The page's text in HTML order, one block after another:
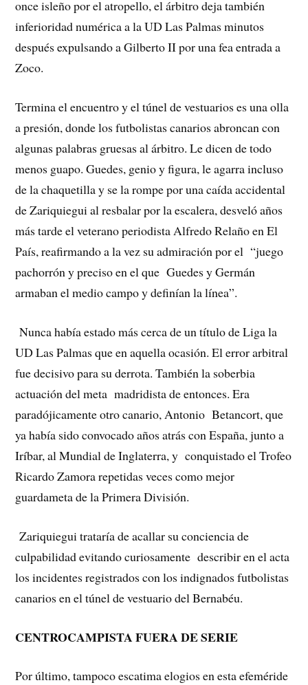
once isleño por el atropello, el árbitro deja también
inferioridad numérica a la UD Las Palmas minutos
después expulsando a Gilberto II por una fea entrada a
Zoco.
Termina el encuentro y el túnel de vestuarios es una olla
a presión, donde los futbolistas canarios abroncan con
algunas palabras gruesas al árbitro. Le dicen de todo
menos guapo. Guedes, genio y figura, le agarra incluso
de la chaquetilla y se la rompe por una caída accidental
de Zariquiegui al resbalar por la escalera, desveló años
más tarde el veterano periodista Alfredo Relaño en El
País, reafirmando a la vez su admiración por el “juego
pachorrón y preciso en el que Guedes y Germán
armaban el medio campo y definían la línea”.
Nunca había estado más cerca de un título de Liga la
UD Las Palmas que en aquella ocasión. El error arbitral
fue decisivo para su derrota. También la soberbia
actuación del meta madridista de entonces. Era
paradójicamente otro canario, Antonio Betancort, que
ya había sido convocado años atrás con España, junto a
Iríbar, al Mundial de Inglaterra, y conquistado el Trofeo
Ricardo Zamora repetidas veces como mejor
guardameta de la Primera División.
Zariquiegui trataría de acallar su conciencia de
culpabilidad evitando curiosamente describir en el acta
los incidentes registrados con los indignados futbolistas
canarios en el túnel de vestuario del Bernabéu.
CENTROCAMPISTA FUERA DE SERIE
Por último, tampoco escatima elogios en esta efeméride